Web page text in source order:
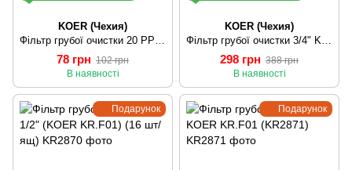
KOER (Чехия)
78 грн 102 грн
В наявності
KOER (Чехия)
298 грн 388 грн
В наявності
Подарунок Подарунок